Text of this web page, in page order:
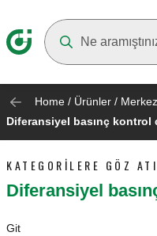
Home / Ürünler /
Diferansiyel basınç kontrol
KATEGORILERE GÖZ
Diferansiyel
Git